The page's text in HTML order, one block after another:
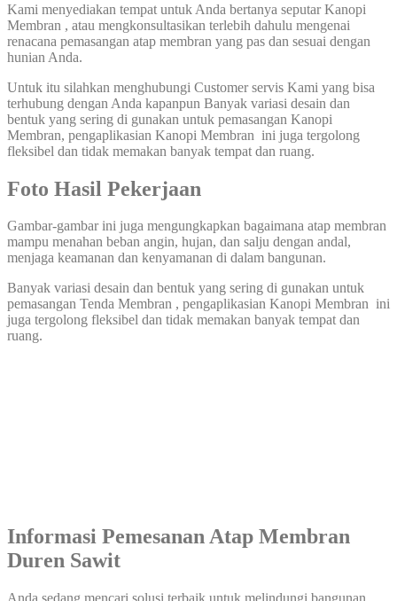
Kami menyediakan tempat untuk Anda bertanya seputar Kanopi
Membran , atau mengkonsultasikan terlebih dahulu mengenai
renacana pemasangan atap membran yang pas dan sesuai dengan
hunian Anda.
Untuk itu silahkan menghubungi Customer servis Kami yang bisa
terhubung dengan Anda kapanpun Banyak variasi desain dan
bentuk yang sering di gunakan untuk pemasangan Kanopi
Membran, pengaplikasian Kanopi Membran ini juga tergolong
fleksibel dan tidak memakan banyak tempat dan ruang.
Foto Hasil Pekerjaan
Gambar-gambar ini juga mengungkapkan bagaimana atap membran
mampu menahan beban angin, hujan, dan salju dengan andal,
menjaga keamanan dan kenyamanan di dalam bangunan.
Banyak variasi desain dan bentuk yang sering di gunakan untuk
pemasangan Tenda Membran , pengaplikasian Kanopi Membran ini
juga tergolong fleksibel dan tidak memakan banyak tempat dan
ruang.
Informasi Pemesanan Atap Membran
Duren Sawit